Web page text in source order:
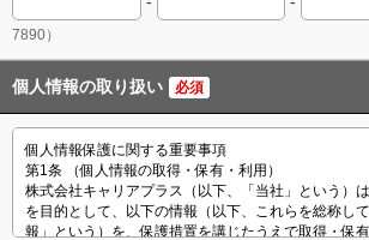
7890）
個人情報の取り扱い 必須